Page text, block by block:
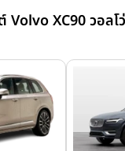
บบควบคุมอินโฟเทนเม็
านง่ายเหมือนการใช้ง
บนหน้าจอแบบสัมผัสแน
นิ้ว
XC90 วอลโ